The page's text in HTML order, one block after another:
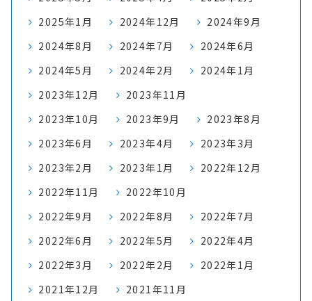
2025年1月
2024年12月
2024年9月
2024年8月
2024年7月
2024年6月
2024年5月
2024年2月
2024年1月
2023年12月
2023年11月
2023年10月
2023年9月
2023年8月
2023年6月
2023年4月
2023年3月
2023年2月
2023年1月
2022年12月
2022年11月
2022年10月
2022年9月
2022年8月
2022年7月
2022年6月
2022年5月
2022年4月
2022年3月
2022年2月
2022年1月
2021年12月
2021年11月